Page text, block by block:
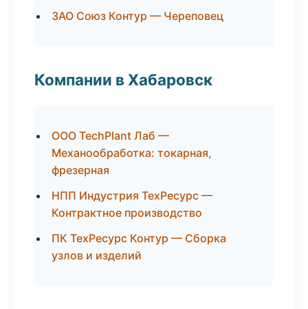
ЗАО Союз Контур — Череповец
Компании в Хабаровск
ООО TechPlant Лаб —
Механообработка: токарная,
фрезерная
НПП Индустрия ТехРесурс —
Контрактное производство
ПК ТехРесурс Контур — Сборка
узлов и изделий